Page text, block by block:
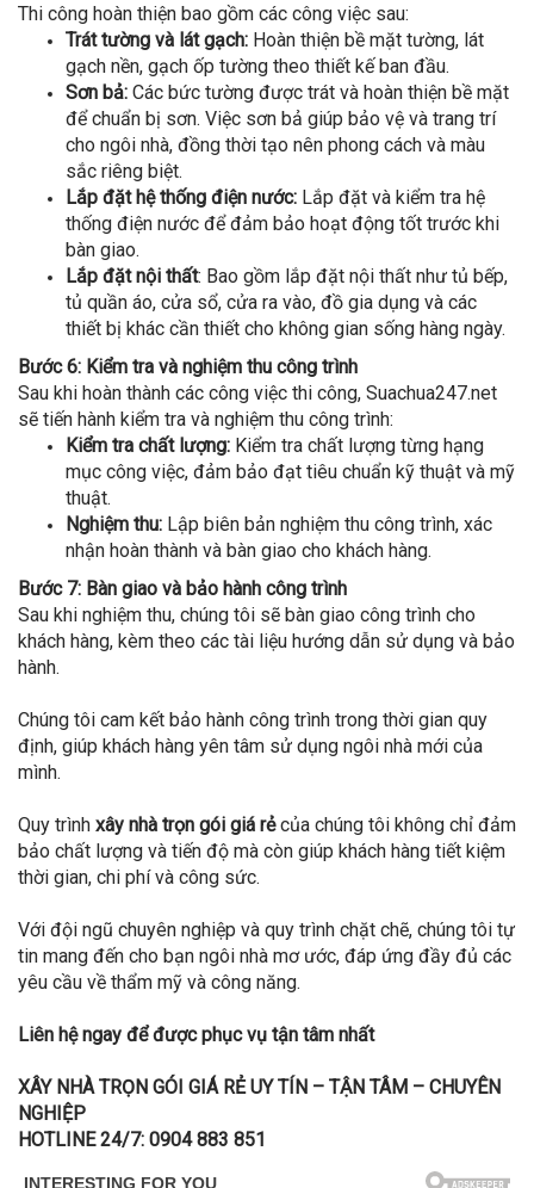
Thi công hoàn thiện bao gồm các công việc sau:
Trát tường và lát gạch: Hoàn thiện bề mặt tường, lát
gạch nền, gạch ốp tường theo thiết kế ban đầu.
Sơn bả: Các bức tường được trát và hoàn thiện bề mặt
để chuẩn bị sơn. Việc sơn bả giúp bảo vệ và trang trí
cho ngôi nhà, đồng thời tạo nên phong cách và màu
sắc riêng biệt.
Lắp đặt hệ thống điện nước: Lắp đặt và kiểm tra hệ
thống điện nước để đảm bảo hoạt động tốt trước khi
bàn giao.
Lắp đặt nội thất: Bao gồm lắp đặt nội thất như tủ bếp,
tủ quần áo, cửa sổ, cửa ra vào, đồ gia dụng và các
thiết bị khác cần thiết cho không gian sống hàng ngày.
Bước 6: Kiểm tra và nghiệm thu công trình
Sau khi hoàn thành các công việc thi công, Suachua247.net
sẽ tiến hành kiểm tra và nghiệm thu công trình:
Kiểm tra chất lượng: Kiểm tra chất lượng từng hạng
mục công việc, đảm bảo đạt tiêu chuẩn kỹ thuật và mỹ
thuật.
Nghiệm thu: Lập biên bản nghiệm thu công trình, xác
nhận hoàn thành và bàn giao cho khách hàng.
Bước 7: Bàn giao và bảo hành công trình
Sau khi nghiệm thu, chúng tôi sẽ bàn giao công trình cho
khách hàng, kèm theo các tài liệu hướng dẫn sử dụng và bảo
hành.
Chúng tôi cam kết bảo hành công trình trong thời gian quy
định, giúp khách hàng yên tâm sử dụng ngôi nhà mới của
mình.
Quy trình xây nhà trọn gói giá rẻcủa chúng tôi không chỉ đảm
bảo chất lượng và tiến độ mà còn giúp khách hàng tiết kiệm
thời gian, chi phí và công sức.
Với đội ngũ chuyên nghiệp và quy trình chặt chẽ, chúng tôi tự
tin mang đến cho bạn ngôi nhà mơ ước, đáp ứng đầy đủ các
yêu cầu về thẩm mỹ và công năng.
Liên hệ ngay để được phục vụ tận tâm nhất
XÂY NHÀ TRỌN GÓI GIÁ RẺ UY TÍN – TẬN TÂM – CHUYÊN
NGHIỆP
HOTLINE 24/7: 0904 883 851